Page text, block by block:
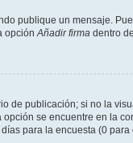
publique un mensaje.
opciónAñadir firma dentro
de publicación; si no la
se encuentre en la
para la encuesta (0